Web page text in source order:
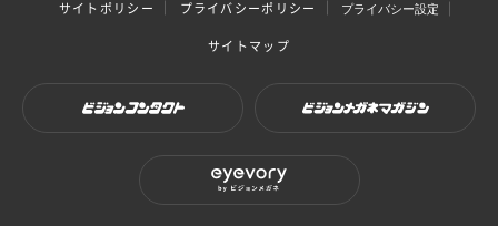
サイトポリシー プライバシーポリシー プライバシー設定
サイトマップ